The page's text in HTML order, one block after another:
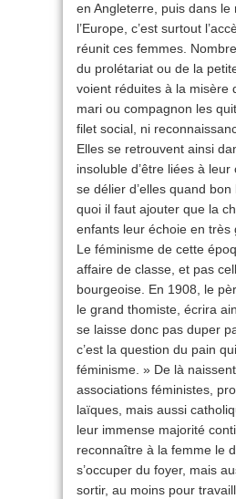
en Angleterre, puis dans le
l’Europe, c’est surtout
réunit ces femmes. Nombre
du prolétariat ou de la
voient réduites à la misère
mari ou compagnon les
filet social, ni
Elles se retrouvent ainsi
insoluble d’être liées à
se délier d’elles quand
quoi il faut ajouter que la
enfants leur échoie en très
Le féminisme de cette
affaire de classe, et pas
bourgeoise. En 1908, le
le grand thomiste, écrira
se laisse donc pas duper
c’est la question du pain
féminisme. » De là
associations féministes,
laïques, mais aussi
leur immense majorité
reconnaître à la femme le
s’occuper du foyer, mais
sortir, au moins pour